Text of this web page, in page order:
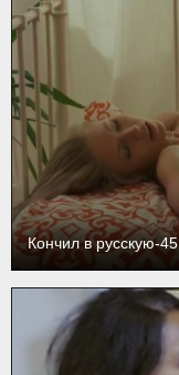
Кончил в русскую-45